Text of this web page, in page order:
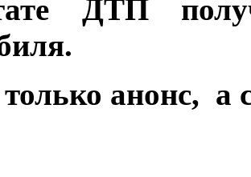
ДТП
анонс, а